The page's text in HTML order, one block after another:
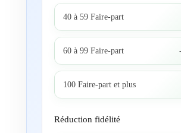
40 à 59 Faire-part
60 à 99 Faire-part
100 Faire-part et plus
Réduction fidélité